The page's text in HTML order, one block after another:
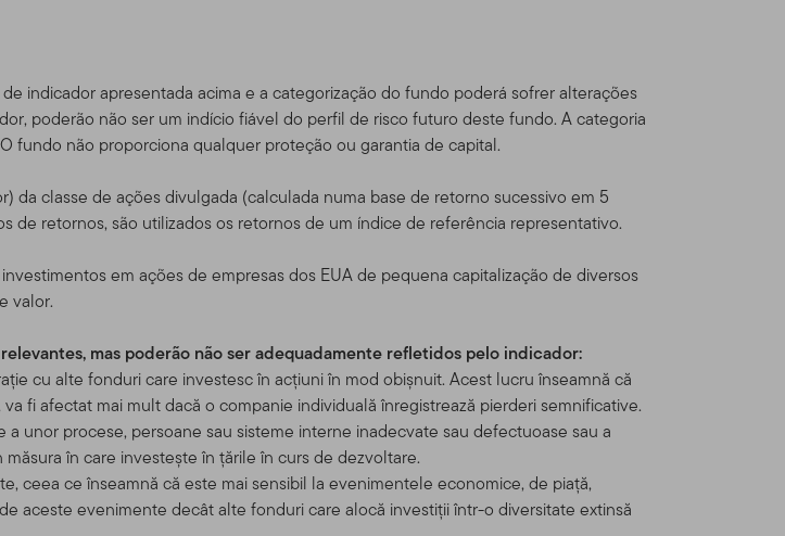
indicador apresentada acima e a categorização do fundo poderá sofrer alterações
poderão não ser um indício fiável do perfil de risco futuro deste fundo. A categoria
fundo não proporciona qualquer proteção ou garantia de capital.
classe de ações divulgada (calculada numa base de retorno sucessivo em 5
de retornos, são utilizados os retornos de um índice de referência representativo.
em ações de empresas dos EUA de pequena capitalização de diversos
valor.
mas poderão não ser adequadamente refletidos pelo indicador:
cu alte fonduri care investesc în acțiuni în mod obișnuit. Acest lucru înseamnă că
fi afectat mai mult dacă o companie individuală înregistrează pierderi semnificative.
unor procese, persoane sau sisteme interne inadecvate sau defectuoase sau a
în care investește în țările în curs de dezvoltare.
ceea ce înseamnă că este mai sensibil la evenimentele economice, de piață,
aceste evenimente decât alte fonduri care alocă investiții într-o diversitate extinsă
de informação, pela Templeton Global Advisors
Fundos da Franklin. A Franklin Resources, Inc. [NYSE: BEN] é
Investments provê investimento nos Estados Unidos e
Templeton and Franklin Mutual Series Funds e contas
qualificados e
investidores
que tenham clientes que residam fora dos Estados Unidos
bem como investidores dos produtos Franklin
certos consultores profissionais qualificados.Este website
nos Estados Unidos.Se você for um investidor norte-
, para assistência com produtos e serviços